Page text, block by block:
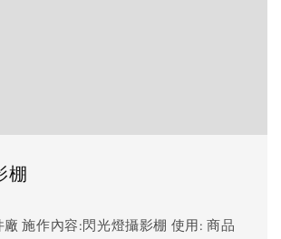
棚
施作內容:閃光燈攝影棚 使用: 商品